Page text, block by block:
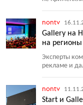
nontv
Gallery на
на
Эксперты
рекламе и
nontv
Start и